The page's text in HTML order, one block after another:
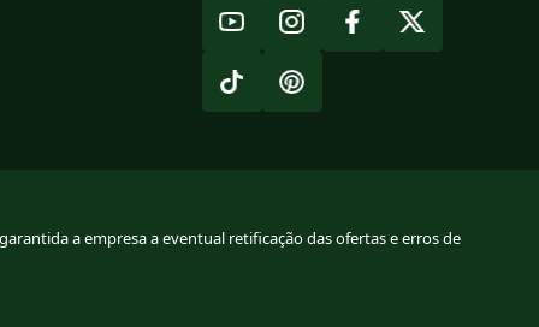
a empresa a eventual retificação das ofertas e erros de